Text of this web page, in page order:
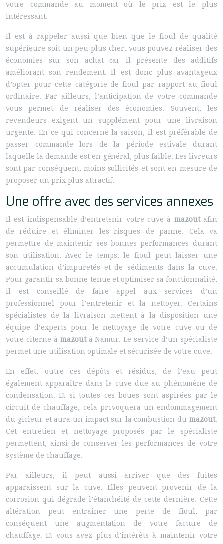
votre commande au moment où le prix est le plus
intéressant.
Il est à rappeler aussi que bien que le fioul de qualité
supérieure soit un peu plus cher, vous pouvez réaliser des
économies sur son achat car il présente des additifs
améliorant son rendement. Il est donc plus avantageux
d’opter pour cette catégorie de fioul par rapport au fioul
ordinaire. Par ailleurs, l’anticipation de votre commande
vous permet de réaliser des économies. Souvent, les
revendeurs exigent un supplément pour une livraison
urgente. En ce qui concerne la saison, il est préférable de
passer commande lors de la période estivale durant
laquelle la demande est en général, plus faible. Les livreurs
sont par conséquent, moins sollicités et sont en mesure de
proposer un prix plus attractif.
Une offre avec des services annexes
Il est indispensable d’entretenir votre cuve à mazout afin
de réduire et éliminer les risques de panne. Cela va
permettre de maintenir ses bonnes performances durant
son utilisation. Avec le temps, le fioul peut laisser une
accumulation d’impuretés et de sédiments dans la cuve.
Pour garantir sa bonne tenue et optimiser sa fonctionnalité,
il est conseillé de faire appel aux services d’un
professionnel pour l’entretenir et la nettoyer. Certains
spécialistes de la livraison mettent à la disposition une
équipe d’experts pour le nettoyage de votre cuve ou de
votre citerne à mazoutà Namur. Le service d’un spécialiste
permet une utilisation optimale et sécurisée de votre cuve.
En effet, outre ces dépôts et résidus, de l’eau peut
également apparaître dans la cuve due au phénomène de
condensation. Et si toutes ces boues sont aspirées par le
circuit de chauffage, cela provoquera un endommagement
du gicleur et aura un impact sur la combustion du mazout.
Cet entretien et nettoyage proposés par le spécialiste
permettent, ainsi de conserver les performances de votre
système de chauffage.
Par ailleurs, il peut aussi arriver que des fuites
apparaissent sur la cuve. Elles peuvent provenir de la
corrosion qui dégrade l’étanchéité de cette dernière. Cette
altération peut entraîner une perte de fioul, par
conséquent une augmentation de votre facture de
chauffage. Et vous avez plus d’intérêts à maintenir votre